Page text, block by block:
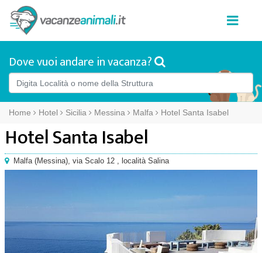
Dove vuoi andare in vacanza?
Home Hotel Sicilia Messina Malfa Hotel Santa Isabel
Hotel Santa Isabel
Malfa(Messina), via Scalo 12 , località Salina